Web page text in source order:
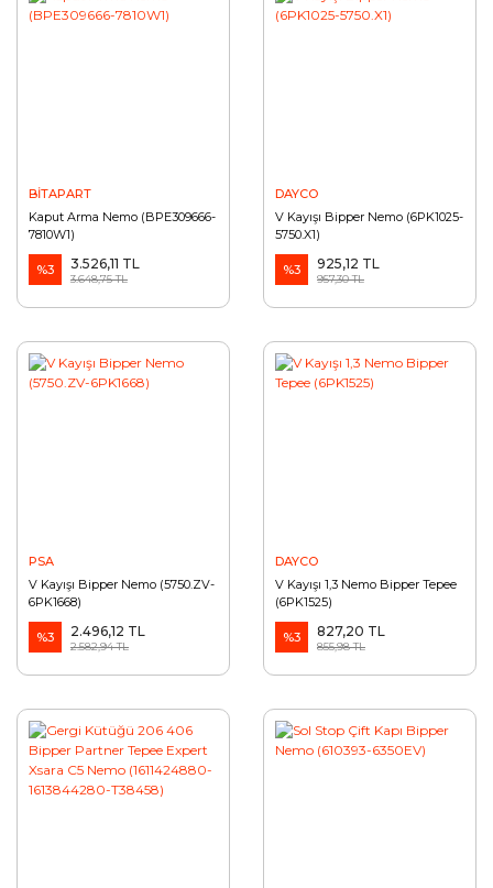
BİTAPART
Kaput Arma Nemo (BPE309666-
7810W1)
%3 3.526,11 TL
3.648,75 TL
DAYCO
V Kayışı Bipper Nemo (6PK1025-
5750.X1)
%3 925,12 TL
957,30 TL
PSA
V Kayışı Bipper Nemo (5750.ZV-
6PK1668)
%3 2.496,12 TL
2.582,94 TL
DAYCO
V Kayışı 1,3 Nemo Bipper Tepee
(6PK1525)
%3 827,20 TL
855,98 TL